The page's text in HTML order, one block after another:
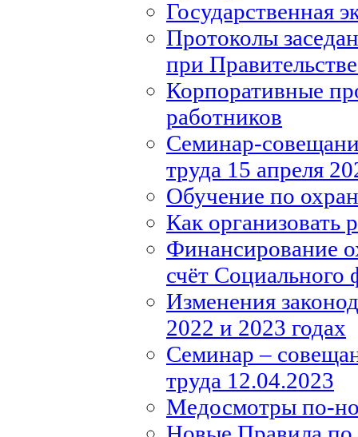
Государственная
Протоколы
при
Корпоративные
работников
Семинар-
труда 15 апреля
Обучение по
Как организовать
Финансирование
счёт Социального
Изменения
2022 и 2023 годах
Семинар –
труда 12.04.2023
Медосмотры по-